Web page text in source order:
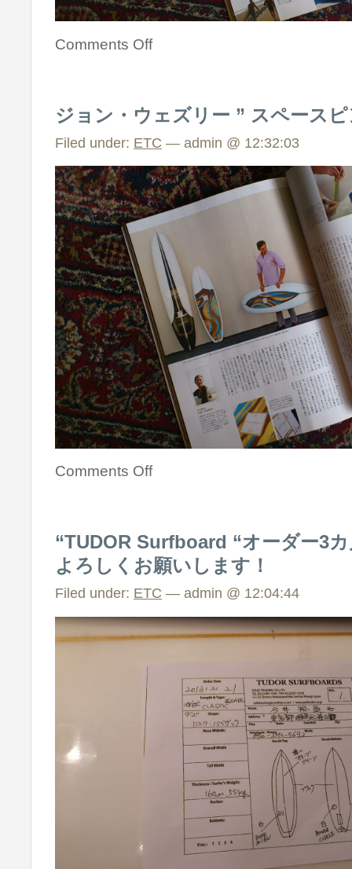
Comments Off
ジョン・ウェズリー ” スペース
Filed under: ETC — admin @ 12:32:03
Comments Off
“TUDOR Surfboard “オーダー3
よろしくお願いします！
Filed under: ETC — admin @ 12:04:44